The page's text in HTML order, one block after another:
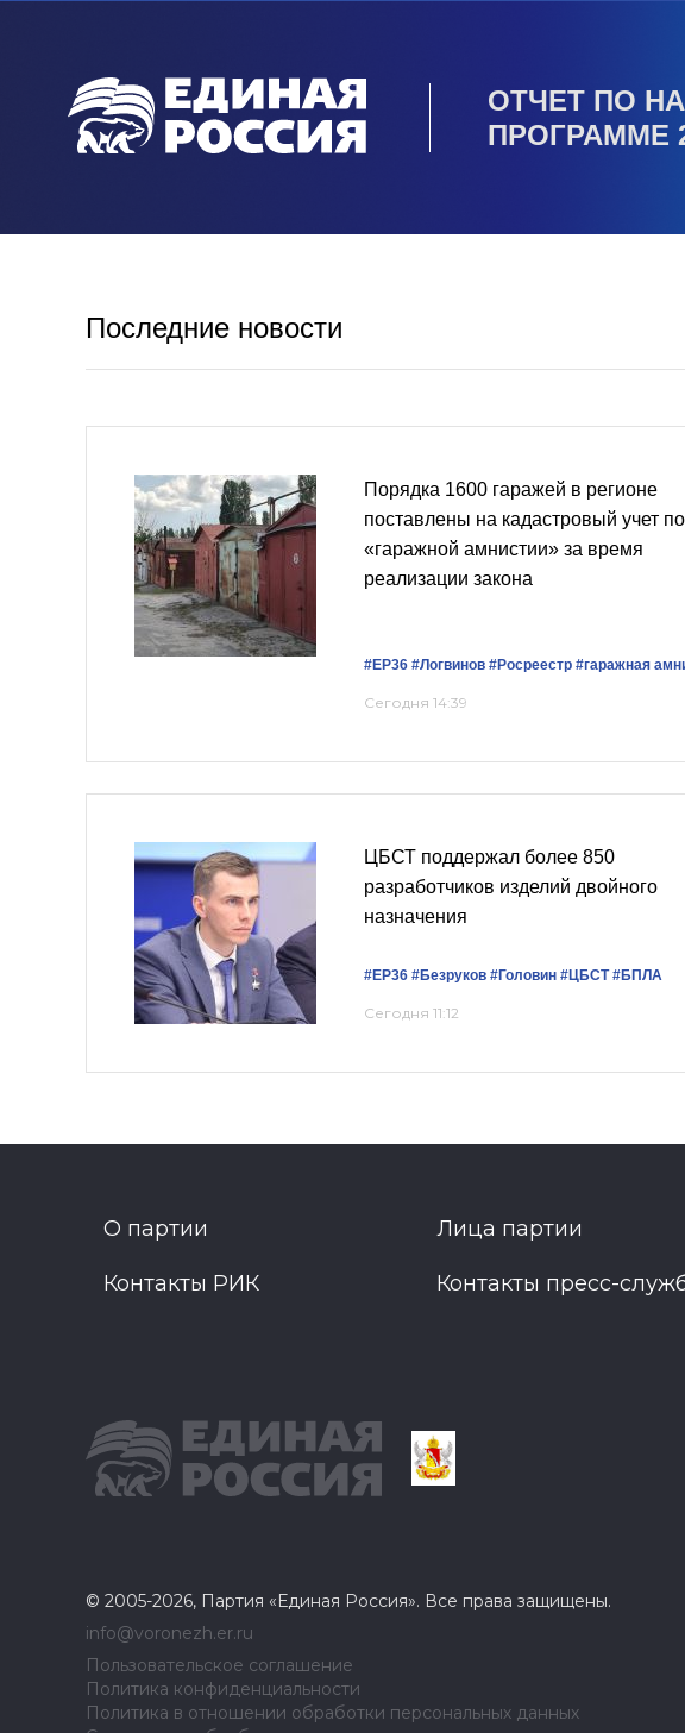
ОТЧЕТ ПО
ПРОГРАММЕ
Последние новости
Порядка 1600 гаражей в регионе
поставлены на кадастровый учет по
«гаражной амнистии» за время
реализации закона
#ЕР36 #Логвинов #Росреестр #гаражная
Сегодня 14:39
ЦБСТ поддержал более 850
разработчиков изделий двойного
назначения
#ЕР36 #Безруков #Головин #ЦБСТ #БПЛА
Сегодня 11:12
О партии Лица партии
Контакты РИК Контакты пресс-
© 2005-2026, Партия «Единая Россия». Все права защищены.
info@voronezh.er.ru
Пользовательское соглашение
Политика конфиденциальности
Политика в отношении обработки персональных данных